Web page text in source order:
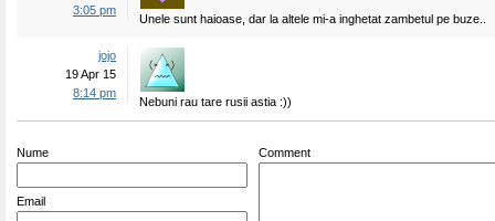
3:05 pm
Unele sunt haioase, dar la altele mi-a inghetat zambetul pe buze..
jojo
19 Apr 15
8:14 pm
Nebuni rau tare rusii astia :))
Nume
Email
Comment